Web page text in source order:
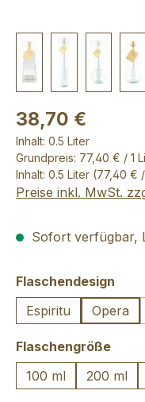
38,70 €
Inhalt: 0.5 Liter
Grundpreis: 77,40 € / 1
Inhalt: 0.5 Liter (77,40 € /
Preise inkl. MwSt.
Sofort verfügbar,
Flaschendesign
Espiritu
Opera
Flaschengröße
100 ml
200 ml